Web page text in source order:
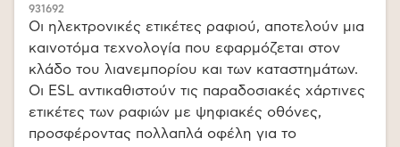
931692
Οι ηλεκτρονικές ετικέτες ραφιού, αποτελούν μια
καινοτόμα τεχνολογία που εφαρμόζεται στον
κλάδο του λιανεμπορίου και των καταστημάτων.
Οι ESL αντικαθιστούν τις παραδοσιακές χάρτινες
ετικέτες των ραφιών με ψηφιακές οθόνες,
προσφέροντας πολλαπλά οφέλη για το